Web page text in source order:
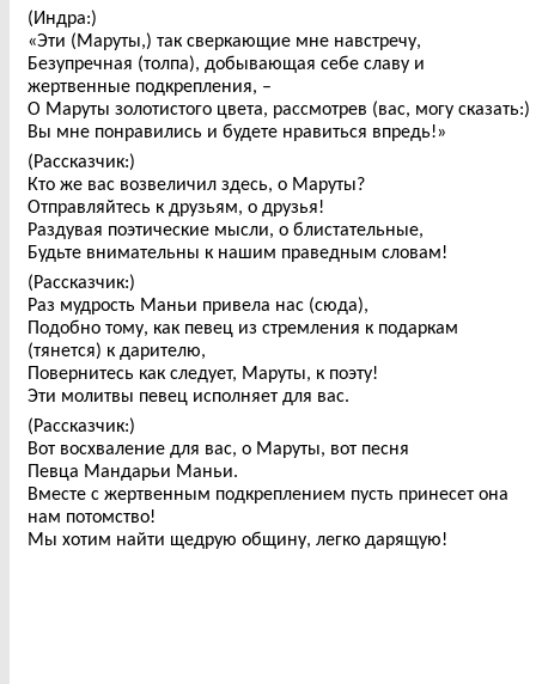
(Индра:)
«Эти (Маруты,) так сверкающие мне навстречу,
Безупречная (толпа), добывающая себе славу и
жертвенные подкрепления, –
О Маруты золотистого цвета, рассмотрев (вас, могу сказать:)
Вы мне понравились и будете нравиться впредь!»
(Рассказчик:)
Кто же вас возвеличил здесь, о Маруты?
Отправляйтесь к друзьям, о друзья!
Раздувая поэтические мысли, о блистательные,
Будьте внимательны к нашим праведным словам!
(Рассказчик:)
Раз мудрость Маньи привела нас (сюда),
Подобно тому, как певец из стремления к подаркам
(тянется) к дарителю,
Повернитесь как следует, Маруты, к поэту!
Эти молитвы певец исполняет для вас.
(Рассказчик:)
Вот восхваление для вас, о Маруты, вот песня
Певца Мандарьи Маньи.
Вместе с жертвенным подкреплением пусть принесет она
нам потомство!
Мы хотим найти щедрую общину, легко дарящую!